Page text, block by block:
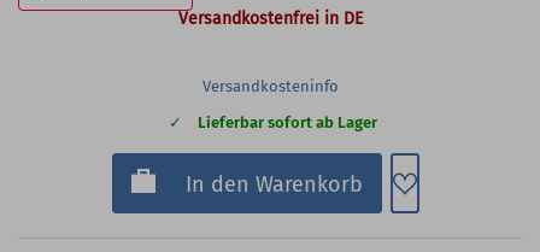
Versandkostenfrei in DE
Versandkosteninfo
Lieferbar sofort ab Lager
In den Warenkorb Zum